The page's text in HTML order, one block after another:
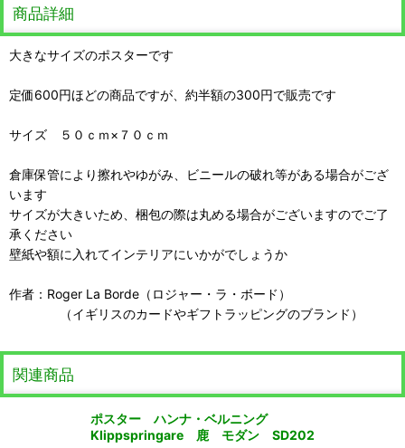
商品詳細
大きなサイズのポスターです
定価600円ほどの商品ですが、約半額の300円で販売です
サイズ ５０ｃｍ×７０ｃｍ
倉庫保管により擦れやゆがみ、ビニールの破れ等がある場合がござ
います
サイズが大きいため、梱包の際は丸める場合がございますのでご了
承ください
壁紙や額に入れてインテリアにいかがでしょうか
作者：Roger La Borde（ロジャー・ラ・ボード）
（イギリスのカードやギフトラッピングのブランド）
関連商品
ポスター ハンナ・ベルニング
Klippspringare 鹿 モダン SD202